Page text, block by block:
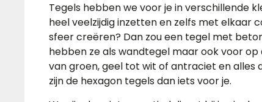
Tegels hebben we voor je in verschillende
heel veelzijdig inzetten en zelfs met elkaar
sfeer creëren? Dan zou een tegel met
hebben ze als wandtegel maar ook voor op
van groen, geel tot wit of antraciet en alles
zijn de hexagon tegels dan iets voor je.